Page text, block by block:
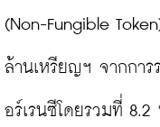
(Non-Fungible
ล้านเหรียญฯ จากการ
อร์เรนซีโดยรวมที่